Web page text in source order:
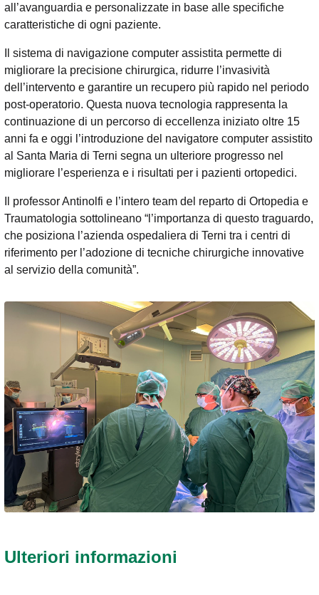
all’avanguardia e personalizzate in base alle specifiche
caratteristiche di ogni paziente.
Il sistema di navigazione computer assistita permette di
migliorare la precisione chirurgica, ridurre l’invasività
dell’intervento e garantire un recupero più rapido nel periodo
post-operatorio. Questa nuova tecnologia rappresenta la
continuazione di un percorso di eccellenza iniziato oltre 15
anni fa e oggi l’introduzione del navigatore computer assistito
al Santa Maria di Terni segna un ulteriore progresso nel
migliorare l’esperienza e i risultati per i pazienti ortopedici.
Il professor Antinolfi e l’intero team del reparto di Ortopedia e
Traumatologia sottolineano “l’importanza di questo traguardo,
che posiziona l’azienda ospedaliera di Terni tra i centri di
riferimento per l’adozione di tecniche chirurgiche innovative
al servizio della comunità”.
Ulteriori informazioni